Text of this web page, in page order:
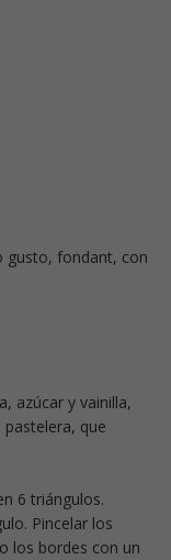
gusto, fondant, con
azúcar y vainilla,
pastelera, que
6 triángulos.
Pincelar los
los bordes con un